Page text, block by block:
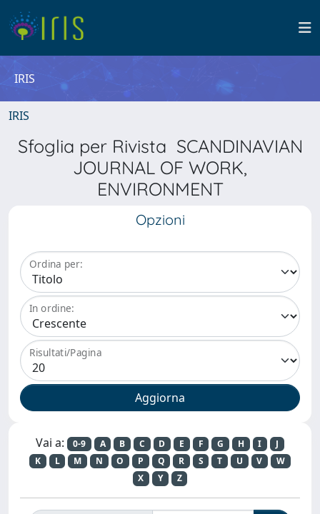
IRIS
IRIS
Sfoglia per Rivista SCANDINAVIAN
JOURNAL OF WORK,
ENVIRONMENT
Opzioni
Ordina per:
In ordine:
Risultati/Pagina
Vai a: 0-9 A B C D E F G H I
J
K
L M N O P Q R S T U V
W
X
Y Z